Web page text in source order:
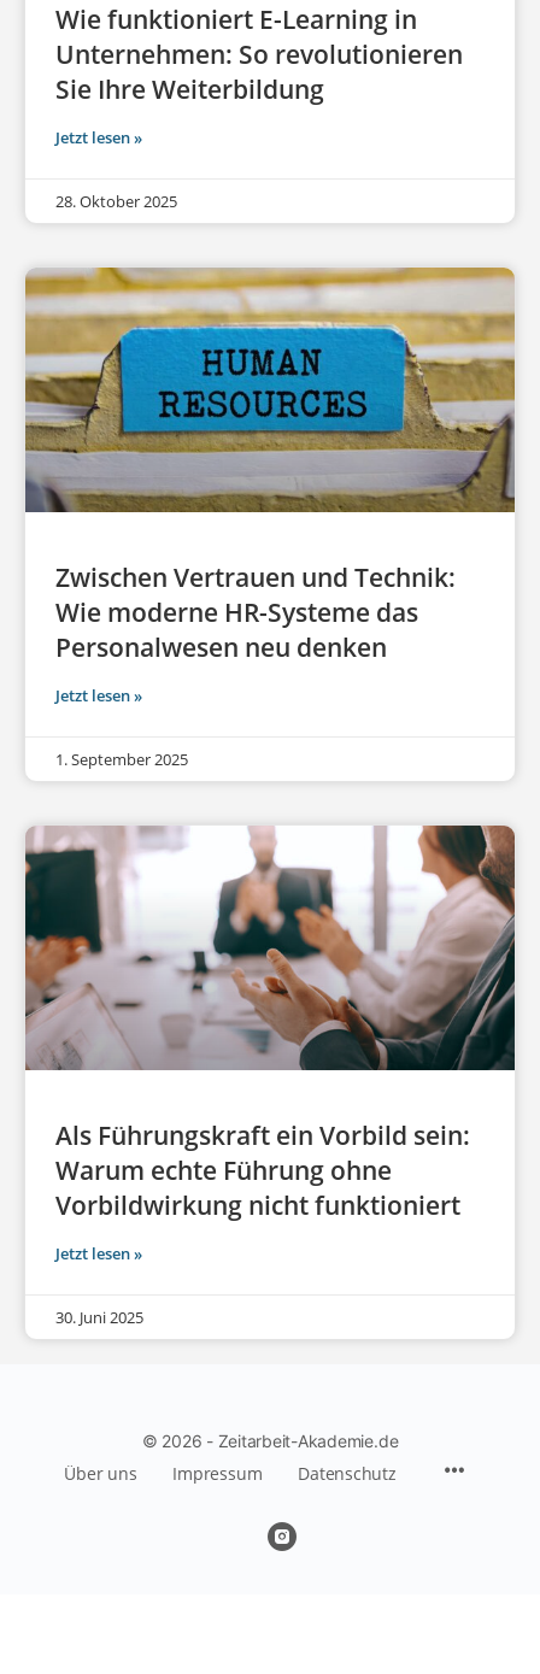
Wie funktioniert E-Learning in
Unternehmen: So revolutionieren
Sie Ihre Weiterbildung
Jetzt lesen »
28. Oktober 2025
Zwischen Vertrauen und Technik:
Wie moderne HR-Systeme das
Personalwesen neu denken
Jetzt lesen »
1. September 2025
Als Führungskraft ein Vorbild sein:
Warum echte Führung ohne
Vorbildwirkung nicht funktioniert
Jetzt lesen »
30. Juni 2025
© 2026 - Zeitarbeit-Akademie.de
Über uns Impressum Datenschutz